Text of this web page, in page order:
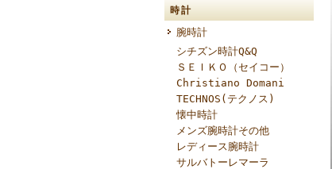
時計
腕時計
シチズン時計Q&Q
ＳＥＩＫＯ（セイコー）
Christiano Domani
TECHNOS(テクノス)
懐中時計
メンズ腕時計その他
レディース腕時計
サルバトーレマーラ